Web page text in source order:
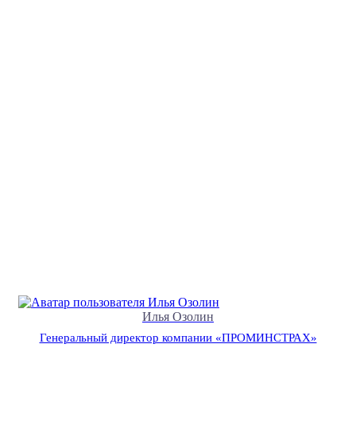
Илья Озолин
Генеральный директор компании «ПРОМИНСТРАХ»